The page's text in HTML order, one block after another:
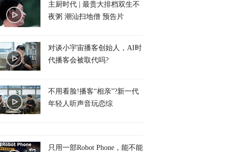
主厨时代 | 最贵大排档双生不
夜粥 潮汕扫地僧 预告片
对谈小宇宙播客创始人，AI时
代播客会被取代吗?
不用看脸!播客“相亲”?新一代
年轻人听声音玩恋综
只用一部Robot Phone，能不能